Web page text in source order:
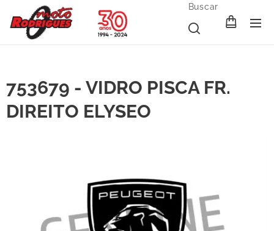
Buscar
753679 - VIDRO PISCA FR.
DIREITO ELYSEO